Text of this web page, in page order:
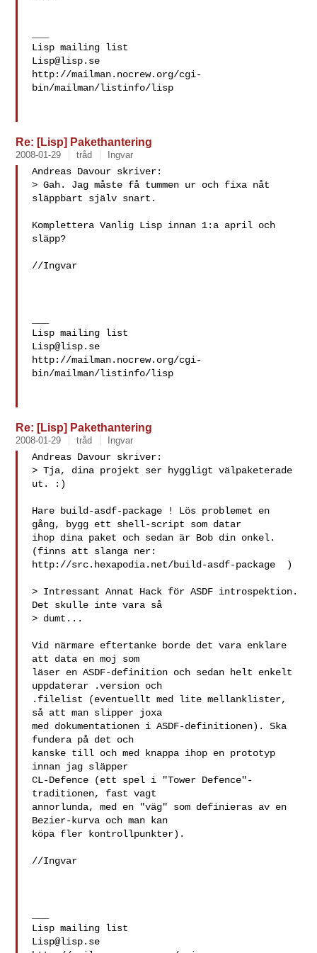
Lisp@lisp.se
http://mailman.nocrew.org/cgi-
bin/mailman/listinfo/lisp
Re: [Lisp] Pakethantering
2008-01-29 tråd Ingvar
Andreas Davour skriver:
> Gah. Jag måste få tummen ur och fixa nåt
släppbart själv snart.
Komplettera Vanlig Lisp innan 1:a april och
släpp?
//Ingvar
Lisp@lisp.se
http://mailman.nocrew.org/cgi-
bin/mailman/listinfo/lisp
Re: [Lisp] Pakethantering
2008-01-29 tråd Ingvar
Andreas Davour skriver:
> Tja, dina projekt ser hyggligt välpaketerade
ut. :)
Hare build-asdf-package ! Lös problemet en
gång, bygg ett shell-script som datar
ihop dina paket och sedan är Bob din onkel.
(finns att slanga ner:
http://src.hexapodia.net/build-asdf-package  )
> Intressant Annat Hack för ASDF introspektion.
Det skulle inte vara så
> dumt...
Vid närmare eftertanke borde det vara enklare
att data en moj som
läser en ASDF-definition och sedan helt enkelt
uppdaterar .version och
.filelist (eventuellt med lite mellanklister,
så att man slipper joxa
med dokumentationen i ASDF-definitionen). Ska
fundera på det och
kanske till och med knappa ihop en prototyp
innan jag släpper
CL-Defence (ett spel i "Tower Defence"-
traditionen, fast vagt
annorlunda, med en "väg" som definieras av en
Bezier-kurva och man kan
köpa fler kontrollpunkter).
//Ingvar
Lisp@lisp.se